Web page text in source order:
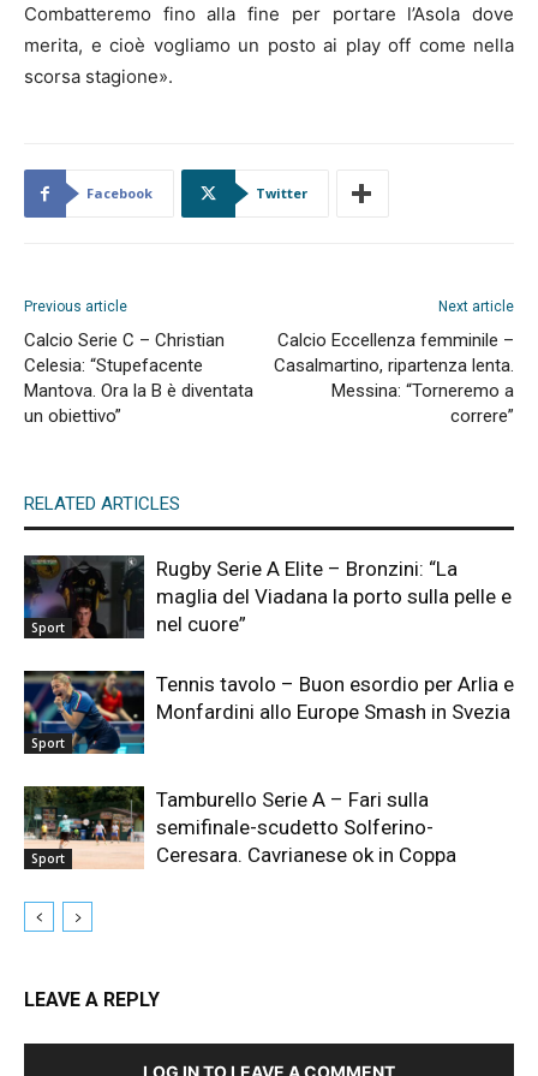
Combatteremo fino alla fine per portare l’Asola dove
merita, e cioè vogliamo un posto ai play off come nella
scorsa stagione».
Facebook Twitter
Previous article
Calcio Serie C – Christian
Celesia: “Stupefacente
Mantova. Ora la B è diventata
un obiettivo”
Next article
Calcio Eccellenza femminile –
Casalmartino, ripartenza lenta.
Messina: “Torneremo a
correre”
RELATED ARTICLES
Sport
Rugby Serie A Elite – Bronzini: “La
maglia del Viadana la porto sulla pelle e
nel cuore”
Sport
Tennis tavolo – Buon esordio per Arlia e
Monfardini allo Europe Smash in Svezia
Sport
Tamburello Serie A – Fari sulla
semifinale-scudetto Solferino-
Ceresara. Cavrianese ok in Coppa
LEAVE A REPLY
LOG IN TO LEAVE A COMMENT